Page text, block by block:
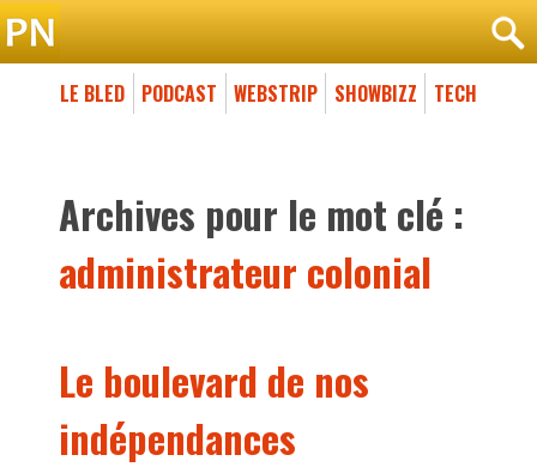
LE BLED PODCAST WEBSTRIP SHOWBIZZ TECH
Archives pour le mot clé :
administrateur colonial
Le boulevard de nos
indépendances